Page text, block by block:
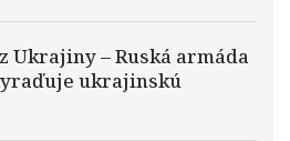
Ukrajiny – Ruská armáda
ukrajinskú